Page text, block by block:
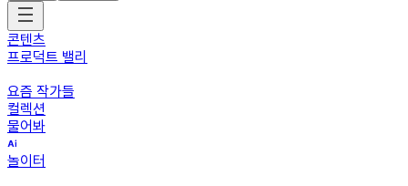
콘텐츠
프로덕트 밸리
요즘 작가들
컬렉션
물어봐
놀이터